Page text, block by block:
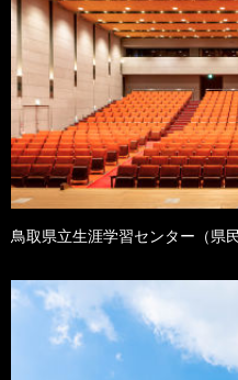
鳥取県立生涯学習センター（県